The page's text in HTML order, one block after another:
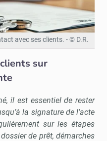
avec ses clients. - © D.R.
sur
il est essentiel de rester
la signature de l’acte
sur les étapes
de prêt, démarches